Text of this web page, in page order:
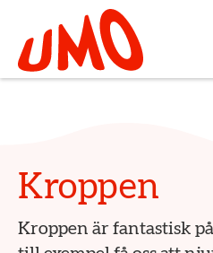
Till startsidan för Umo
Kroppen
Kroppen är fantastisk